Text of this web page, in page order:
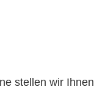
stellen wir